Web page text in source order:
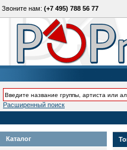
Звоните нам: (+7 495) 788 56 77
Расширенный поиск
Каталог